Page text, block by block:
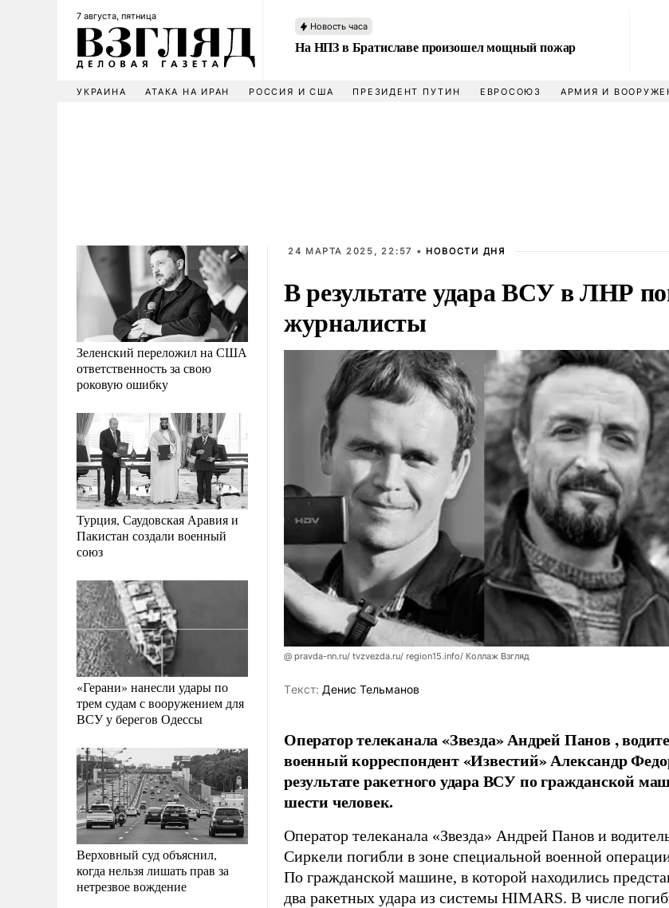
7 августа, пятница
Новость часа
На НПЗ в Братиславе произошел мощный пожар
УКРАИНА АТАКА НА ИРАН РОССИЯ И США ПРЕЗИДЕНТ ПУТИН ЕВРОСОЮЗ АРМИЯ И
Зеленский переложил на США
ответственность за свою
роковую ошибку
Турция, Саудовская Аравия и
Пакистан создали военный
союз
«Герани» нанесли удары по
трем судам с вооружением для
ВСУ у берегов Одессы
Верховный суд объяснил,
когда нельзя лишать прав за
нетрезвое вождение
24 МАРТА 2025, 22:57 • НОВОСТИ ДНЯ
В результате удара ВСУ в ЛНР
журналисты
@ pravda-nn.ru/ tvzvezda.ru/ region15.info/ Коллаж Взгляд
Tекст: Денис Тельманов
Оператор телеканала «Звезда» Андрей Панов ,
военный корреспондент «Известий» Александр
результате ракетного удара ВСУ по гражданской
шести человек.
Оператор телеканала «Звезда» Андрей Панов и
Сиркели погибли в зоне специальной военной
По гражданской машине, в которой находились
два ракетных удара из системы HIMARS. В числе